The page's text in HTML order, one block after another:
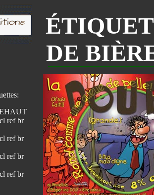
DE
ref br
ref br
ref br
ref br